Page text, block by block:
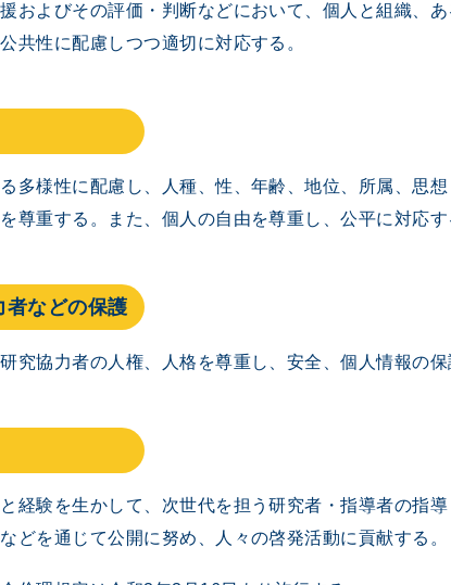
およびその評価・判断などにおいて、個人と組織、
共性に配慮しつつ適切に対応する。
多様性に配慮し、人種、性、年齢、地位、所属、思
尊重する。また、個人の自由を尊重し、公平に対応す
者などの保護
究協力者の人権、人格を尊重し、安全、個人情報の保
経験を生かして、次世代を担う研究者・指導者の指
どを通じて公開に努め、人々の啓発活動に貢献する。